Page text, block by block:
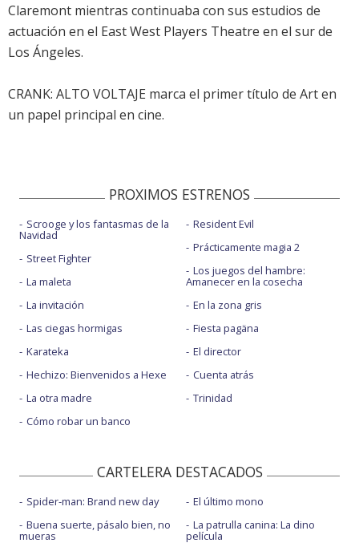
Claremont mientras continuaba con sus estudios de
actuación en el East West Players Theatre en el sur de
Los Ángeles.
CRANK: ALTO VOLTAJE marca el primer título de Art en
un papel principal en cine.
PROXIMOS ESTRENOS
Scrooge y los fantasmas de la
Navidad
Street Fighter
La maleta
La invitación
Las ciegas hormigas
Karateka
Hechizo: Bienvenidos a Hexe
La otra madre
Cómo robar un banco
Resident Evil
Prácticamente magia 2
Los juegos del hambre:
Amanecer en la cosecha
En la zona gris
Fiesta pagäna
El director
Cuenta atrás
Trinidad
CARTELERA DESTACADOS
Spider-man: Brand new day
Buena suerte, pásalo bien, no
mueras
El último mono
La patrulla canina: La dino
película